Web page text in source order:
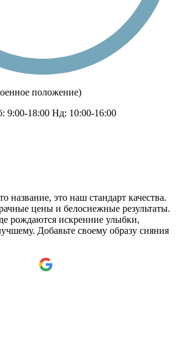
положение)
9:00-18:00 Нд: 10:00-16:00
название, это наш стандарт качества.
цены и белоснежные результаты.
рождаются искренние улыбки,
Добавьте своему образу сияния